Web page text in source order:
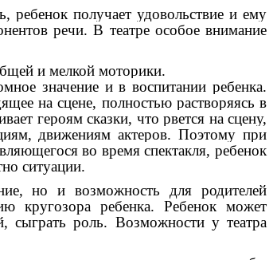
получает удовольствие и ему
речи. В театре особое внимание
и мелкой моторики.
значение и в воспитании ребенка.
на сцене, полностью растворяясь в
героям сказки, что рвется на сцену,
движениям актеров. Поэтому при
во время спектакля, ребенок
ситуации.
но и возможность для родителей
кругозора ребенка. Ребенок может
сыграть роль. Возможности у театра